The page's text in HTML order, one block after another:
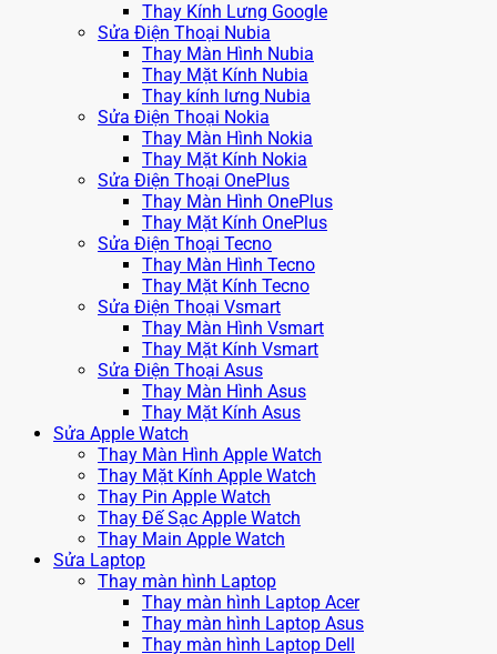
Thay Kính Lưng Google
Sửa Điện Thoại Nubia
Thay Màn Hình Nubia
Thay Mặt Kính Nubia
Thay kính lưng Nubia
Sửa Điện Thoại Nokia
Thay Màn Hình Nokia
Thay Mặt Kính Nokia
Sửa Điện Thoại OnePlus
Thay Màn Hình OnePlus
Thay Mặt Kính OnePlus
Sửa Điện Thoại Tecno
Thay Màn Hình Tecno
Thay Mặt Kính Tecno
Sửa Điện Thoại Vsmart
Thay Màn Hình Vsmart
Thay Mặt Kính Vsmart
Sửa Điện Thoại Asus
Thay Màn Hình Asus
Thay Mặt Kính Asus
Sửa Apple Watch
Thay Màn Hình Apple Watch
Thay Mặt Kính Apple Watch
Thay Pin Apple Watch
Thay Đế Sạc Apple Watch
Thay Main Apple Watch
Sửa Laptop
Thay màn hình Laptop
Thay màn hình Laptop Acer
Thay màn hình Laptop Asus
Thay màn hình Laptop Dell